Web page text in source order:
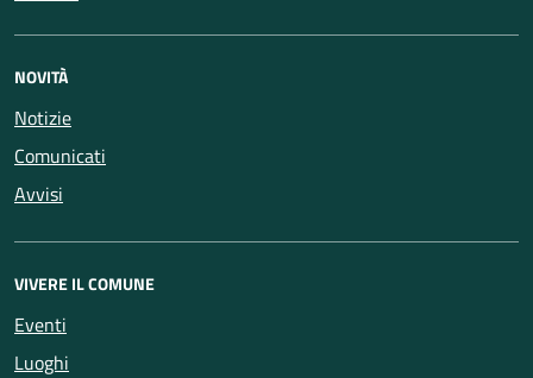
NOVITÀ
Notizie
Comunicati
Avvisi
VIVERE IL COMUNE
Eventi
Luoghi